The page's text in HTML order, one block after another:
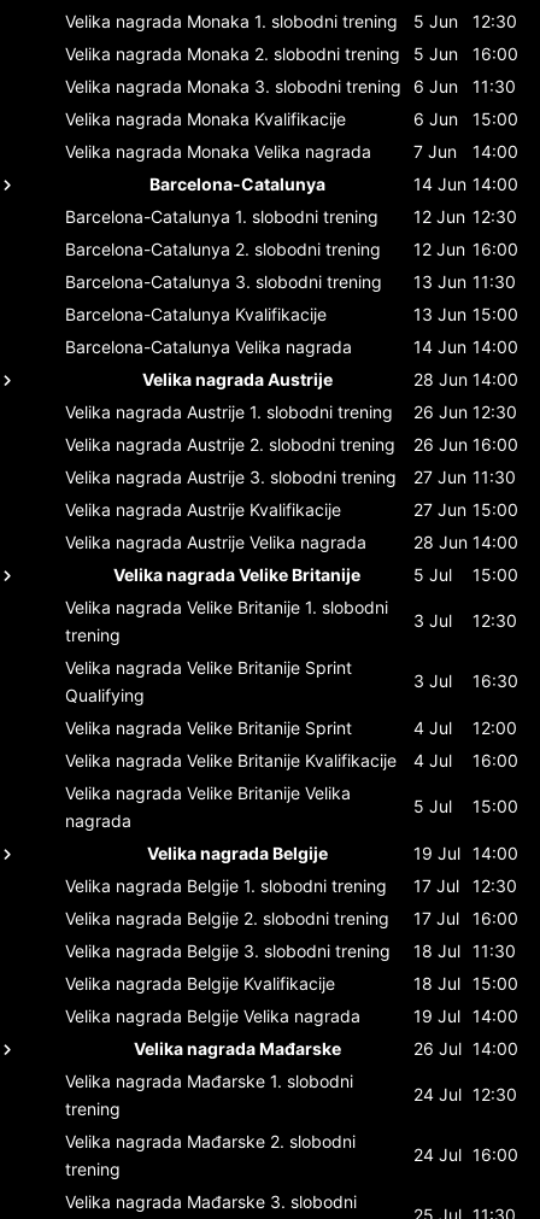
Velika nagrada Monaka 1. slobodni trening 5 Jun
12:30
Velika nagrada Monaka 2. slobodni trening 5 Jun
16:00
Velika nagrada Monaka 3. slobodni trening 6 Jun
11:30
Velika nagrada Monaka Kvalifikacije 6 Jun
15:00
Velika nagrada Monaka Velika nagrada 7 Jun
14:00
Barcelona-Catalunya
14 Jun 14:00
Barcelona-Catalunya 1. slobodni trening 12 Jun 12:30
Barcelona-Catalunya 2. slobodni trening 12 Jun 16:00
Barcelona-Catalunya 3. slobodni trening 13 Jun 11:30
Barcelona-Catalunya Kvalifikacije 13 Jun 15:00
Barcelona-Catalunya Velika nagrada 14 Jun 14:00
Velika nagrada Austrije
28 Jun 14:00
Velika nagrada Austrije 1. slobodni trening 26 Jun 12:30
Velika nagrada Austrije 2. slobodni trening 26 Jun 16:00
Velika nagrada Austrije 3. slobodni trening 27 Jun 11:30
Velika nagrada Austrije Kvalifikacije 27 Jun 15:00
Velika nagrada Austrije Velika nagrada 28 Jun 14:00
Velika nagrada Velike Britanije
5 Jul
15:00
Velika nagrada Velike Britanije 1. slobodni
trening
3 Jul 12:30
Velika nagrada Velike Britanije Sprint
Qualifying
3 Jul 16:30
Velika nagrada Velike Britanije Sprint 4 Jul
12:00
Velika nagrada Velike Britanije Kvalifikacije 4 Jul
16:00
Velika nagrada Velike Britanije Velika
nagrada
5 Jul 15:00
Velika nagrada Belgije 19 Jul 14:00
Velika nagrada Belgije 1. slobodni trening 17 Jul
12:30
Velika nagrada Belgije 2. slobodni trening 17 Jul
16:00
Velika nagrada Belgije 3. slobodni trening 18 Jul 11:30
Velika nagrada Belgije Kvalifikacije 18 Jul 15:00
Velika nagrada Belgije Velika nagrada 19 Jul 14:00
Velika nagrada Mađarske
26 Jul 14:00
Velika nagrada Mađarske 1. slobodni
trening
24 Jul 12:30
Velika nagrada Mađarske 2. slobodni
trening
24 Jul 16:00
Velika nagrada Mađarske 3. slobodni
25 Jul 11:30